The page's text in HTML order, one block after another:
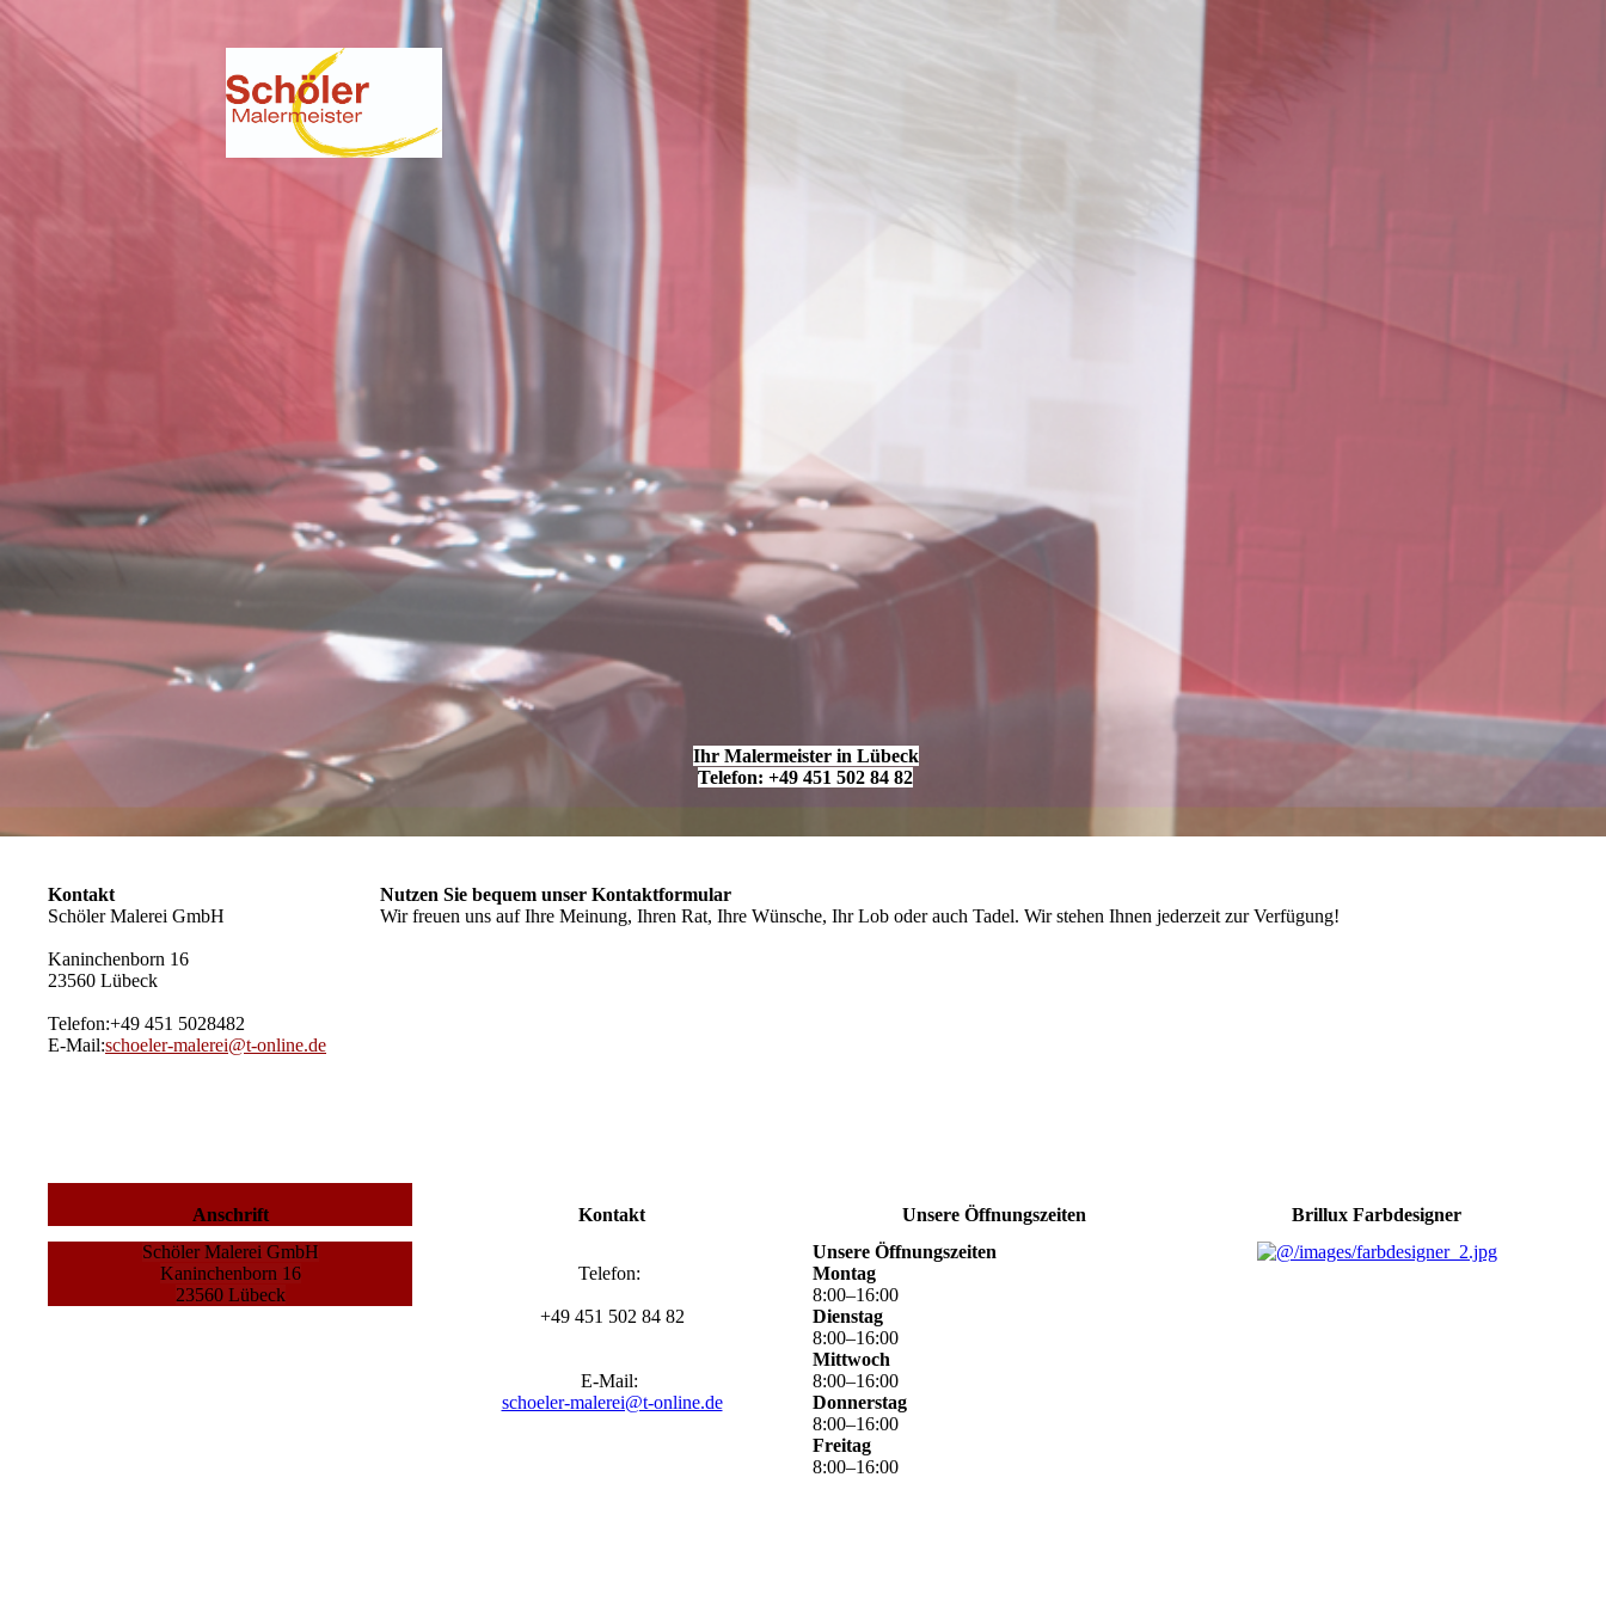
Ihr Malermeister in Lübeck
Telefon: +49 451 502 84 82
Kontakt
Schöler Malerei GmbH
Kaninchenborn 16
23560 Lübeck
Telefon:+49 451 5028482
E-Mail:schoeler-malerei@t-online.de
Nutzen Sie bequem unser Kontaktformular
Wir freuen uns auf Ihre Meinung, Ihren Rat, Ihre Wünsche, Ihr Lob oder auch Tadel. Wir stehen Ihnen jederzeit zur Verfügung!
Anschrift
Schöler Malerei GmbH
Kaninchenborn 16
23560 Lübeck
Kontakt
Telefon:
+49 451 502 84 82
E-Mail:
schoeler-malerei@t-online.de
Unsere Öffnungszeiten
Unsere Öffnungszeiten
Montag
8:00–16:00
Dienstag
8:00–16:00
Mittwoch
8:00–16:00
Donnerstag
8:00–16:00
Freitag
8:00–16:00
Brillux Farbdesigner